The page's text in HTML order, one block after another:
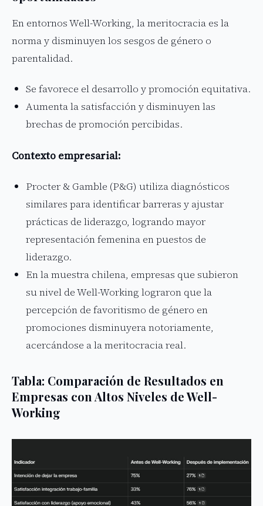
En entornos Well-Working, la meritocracia es la
norma y disminuyen los sesgos de género o
parentalidad.
Se favorece el desarrollo y promoción equitativa.
Aumenta la satisfacción y disminuyen las
brechas de promoción percibidas.
Contexto empresarial:
Procter & Gamble (P&G) utiliza diagnósticos
similares para identificar barreras y ajustar
prácticas de liderazgo, logrando mayor
representación femenina en puestos de
liderazgo.
En la muestra chilena, empresas que subieron
su nivel de Well-Working lograron que la
percepción de favoritismo de género en
promociones disminuyera notoriamente,
acercándose a la meritocracia real.
Tabla: Comparación de Resultados en
Empresas con Altos Niveles de Well-
Working